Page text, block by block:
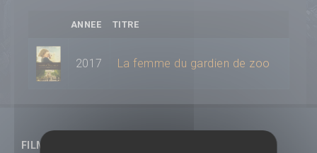
ANNEE TITRE
2017 La femme du gardien de zoo
FILMS